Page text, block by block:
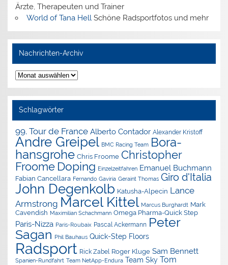
Ärzte, Therapeuten und Trainer
World of Tana HellSchöne Radsportfotos und mehr
Nachrichten-Archiv
Nachrichten-
Archiv
Schlagwörter
99. Tour de France Alberto Contador Alexander Kristoff
Andre Greipel BMC Racing Team Bora-
hansgrohe Chris Froome Christopher
Froome Doping Einzelzeitfahren Emanuel Buchmann
Fabian Cancellara Fernando Gaviria Geraint Thomas Giro d'Italia
John Degenkolb Katusha-Alpecin Lance
Armstrong Marcel Kittel Marcus Burghardt Mark
Cavendish Maximilian Schachmann Omega Pharma-Quick Step
Paris-Nizza Paris-Roubaix Pascal Ackermann Peter
Sagan Phil Bauhaus Quick-Step Floors
Radsport Rick Zabel Roger Kluge Sam Bennett
Spanien-Rundfahrt Team NetApp-Endura Team Sky Tom